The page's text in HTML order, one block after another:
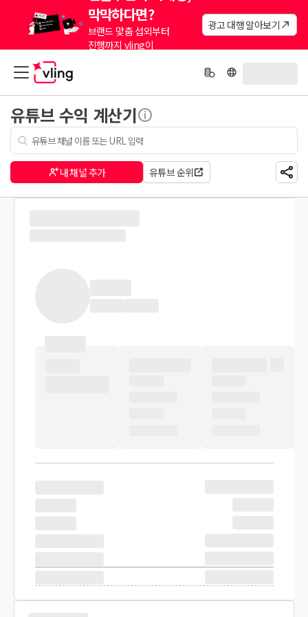
막막하다면?
브랜드 맞춤 섭외부터
진행까지 vling이
광고 대행 알아보기
유튜브 수익 계산기
내 채널 추가 유튜브 순위